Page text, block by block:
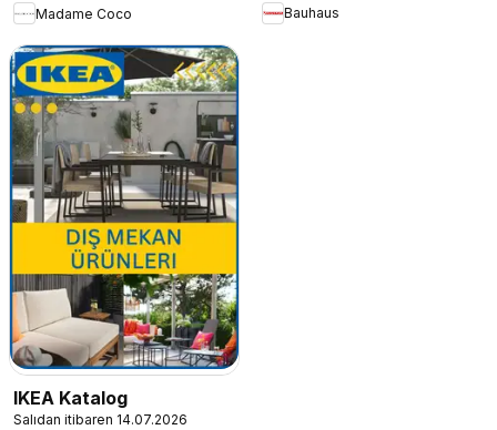
Madame Coco
Bauhaus
IKEA Katalog
Salıdan itibaren 14.07.2026